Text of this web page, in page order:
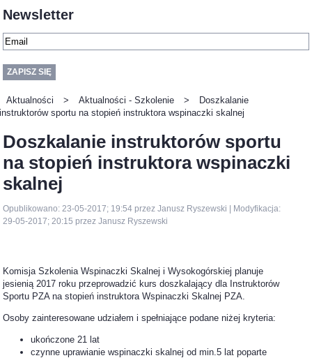
Newsletter
Aktualności > Aktualności - Szkolenie >
Doszkalanie
instruktorów sportu na stopień instruktora wspinaczki skalnej
Doszkalanie instruktorów sportu
na stopień instruktora wspinaczki
skalnej
Opublikowano: 23-05-2017; 19:54 przez Janusz Ryszewski | Modyfikacja:
29-05-2017; 20:15 przez Janusz Ryszewski
Komisja Szkolenia Wspinaczki Skalnej i Wysokogórskiej planuje
jesienią 2017 roku przeprowadzić kurs doszkalający dla Instruktorów
Sportu PZA na stopień instruktora Wspinaczki Skalnej PZA.
Osoby zainteresowane udziałem i spełniające podane niżej kryteria:
ukończone 21 lat
czynne uprawianie wspinaczki skalnej od min.5 lat poparte